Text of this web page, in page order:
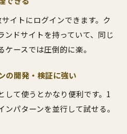
イトにログインできます。ク
ンドサイトを持っていて、同じ
ースでは圧倒的に楽。
の開発・検証に強い
して使うとかなり便利です。1
パターンを並行して試せる。